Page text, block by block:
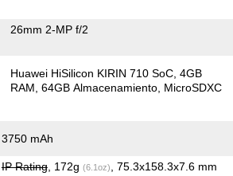
26mm 2-MP f/2
Huawei HiSilicon KIRIN 710 SoC 4GB
RAM 64GB Almacenamiento MicroSDXC
3750 mAh
IP Rating, 172g (6.1oz) , 75.3x158.3x7.6 mm